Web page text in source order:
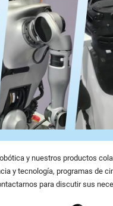
y nuestros productos
y tecnología, programas de
para discutir sus